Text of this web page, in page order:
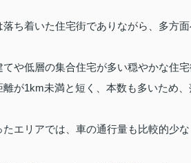
落ち着いた住宅街でありながら、多方
や低層の集合住宅が多い穏やかな住
が1km未満と短く、本数も多いため
エリアでは、車の通行量も比較的少